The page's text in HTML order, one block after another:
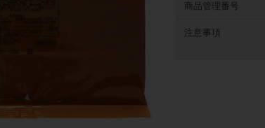
商品管理番号
注意事項